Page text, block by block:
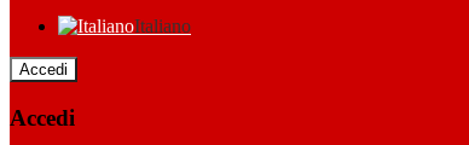
Italiano
Accedi
Accedi